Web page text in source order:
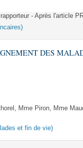
- Après l'article
DES
Mme Piron, Mme
et fin de vie)